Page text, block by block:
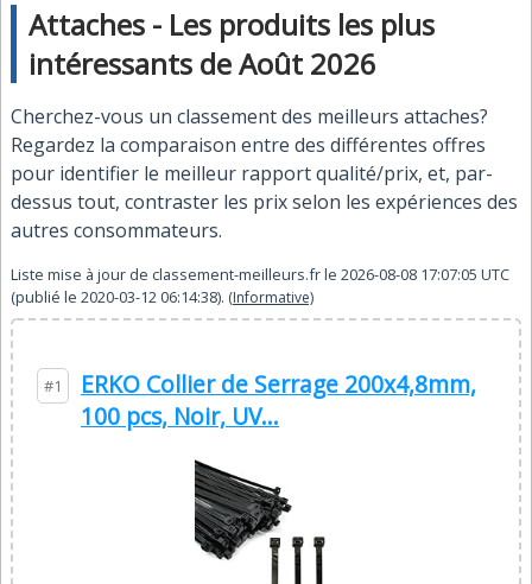
Attaches - Les produits les plus
intéressants de Août 2026
Cherchez-vous un classement des meilleurs attaches?
Regardez la comparaison entre des différentes offres
pour identifier le meilleur rapport qualité/prix, et, par-
dessus tout, contraster les prix selon les expériences des
autres consommateurs.
Liste mise à jour de classement-meilleurs.frle 2026-08-08 17:07:05 UTC
(publié le 2020-03-12 06:14:38). (Informative)
#1
ERKO Collier de Serrage 200x4,8mm,
100 pcs, Noir, UV...